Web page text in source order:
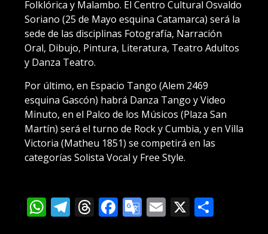
Folklórica y Malambo. El Centro Cultural Osvaldo
Soriano (25 de Mayo esquina Catamarca) será la
sede de las disciplinas Fotografía, Narración
Oral, Dibujo, Pintura, Literatura, Teatro Adultos
y Danza Teatro.
Por último, en Espacio Tango (Alem 2469
esquina Gascón) habrá Danza Tango y Video
Minuto, en el Palco de los Músicos (Plaza San
Martín) será el turno de Rock y Cumbia, y en Villa
Victoria (Matheu 1851) se competirá en las
categorías Solista Vocal y Free Style.
WhatsApp
Telegram
Threads
Facebook
Google
Email
X